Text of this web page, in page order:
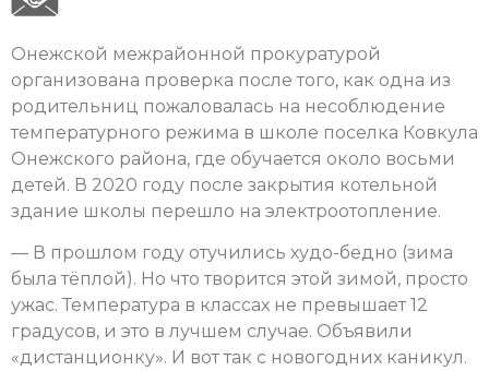
Онежской межрайонной прокуратурой
организована проверка после того, как одна из
родительниц пожаловалась на несоблюдение
температурного режима в школе поселка Ковкула
Онежского района, где обучается около восьми
детей. В 2020 году после закрытия котельной
здание школы перешло на электроотопление.
— В прошлом году отучились худо-бедно (зима
была тёплой). Но что творится этой зимой, просто
ужас. Температура в классах не превышает 12
градусов, и это в лучшем случае. Объявили
«дистанционку». И вот так с новогодних каникул.